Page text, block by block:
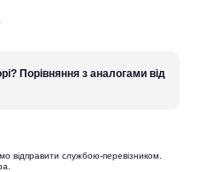
Порівняння з аналогами від
відправити службою-перевізником.